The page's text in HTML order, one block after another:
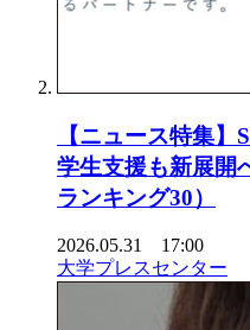
【ニュース特集
学生支援も新展開
ランキング30）
2026.05.31 17:00
大学プレスセンター